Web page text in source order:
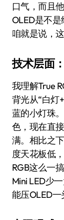
口气，而且
OLED是不
咱就是说，
技术层面
我理解True
背光从“白灯
蓝的小灯珠
色，现在直
满。相比之
度天花板低
RGB这么一
Mini LED少
能压OLED一